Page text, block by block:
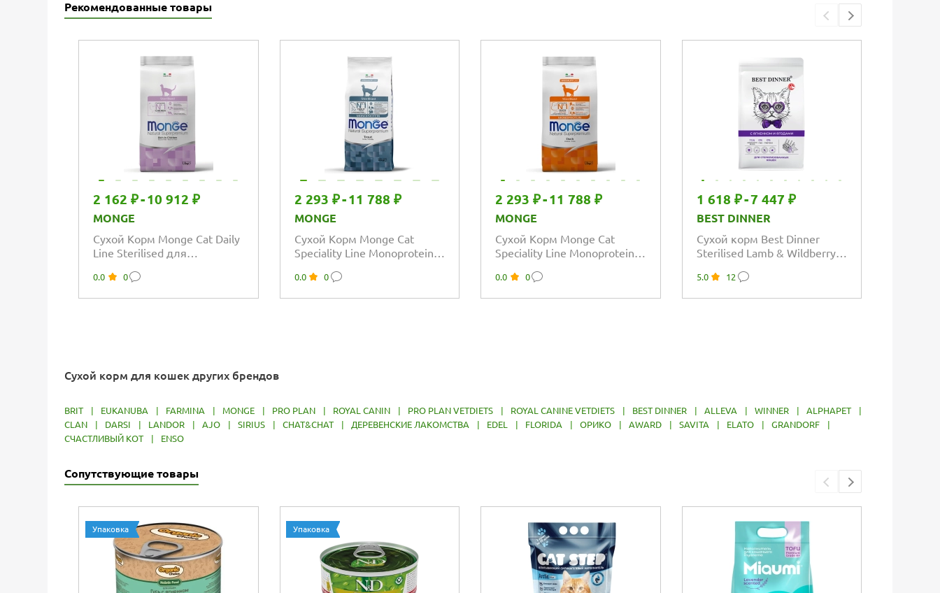
Рекомендованные товары
2 162 ₽-10 912 ₽
MONGE
Сухой Корм Monge Cat Daily
Line Sterilised для
курицы
0.0 0
2 293 ₽- 11 788 ₽
MONGE
Сухой Корм Monge Cat
Speciality Line Monoprotein
для...
0.0 0
2 293 ₽-11 788 ₽
MONGE
Сухой Корм Monge Cat
Speciality Line Monoprotein
для...
0.0 0
1 618 ₽-7 447 ₽
BEST DINNER
Сухой корм Best Dinner
Sterilised Lamb & Wildberry
кошек всех...
5.0 12
Сухой корм для кошек других брендов
BRIT EUKANUBA FARMINA MONGE PRO PLAN ROYAL CANIN PRO PLAN VETDIETS ROYAL CANINE VETDIETS BEST DINNER ALLEVA WINNER ALPHAPET
CLAN
DARSI LANDOR AJO SIRIUS CHAT&CHAT ДЕРЕВЕНСКИЕ ЛАКОМСТВА EDEL FLORIDA ОРИКО AWARD SAVITA ELATO GRANDORF
СЧАСТЛИВЫЙ КОТ
ENSO
Сопутствующие товары
Упаковка Упаковка